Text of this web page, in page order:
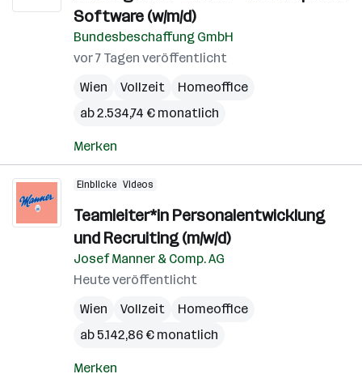
Software (w/m/d)
Bundesbeschaffung GmbH
vor 7 Tagen veröffentlicht
Wien
Vollzeit
Homeoffice
ab 2.534,74 € monatlich
Merken
Einblicke Videos
Teamleiter*in Personalentwicklung
und Recruiting (m/w/d)
Josef Manner & Comp. AG
Heute veröffentlicht
Wien
Vollzeit
Homeoffice
ab 5.142,86 € monatlich
Merken